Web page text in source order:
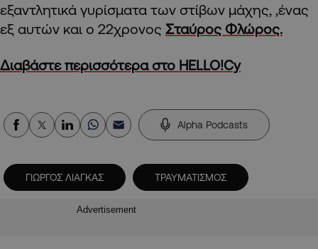
εξαντλητικά γυρίσματα των στίβων μάχης, ,ένας
εξ αυτών και ο 22χρονος Σταύρος Φλώρος.
Διαβάστε περισσότερα στο HELLO!Cy
Alpha Podcasts
ΓΙΩΡΓΟΣ ΛΙΑΓΚΑΣ ΤΡΑΥΜΑΤΙΣΜΟΣ
Advertisement